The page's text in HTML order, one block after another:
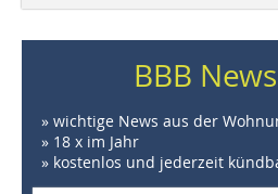
BBB
» wichtige News aus der
» 18 x im Jahr
» kostenlos und jederzeit